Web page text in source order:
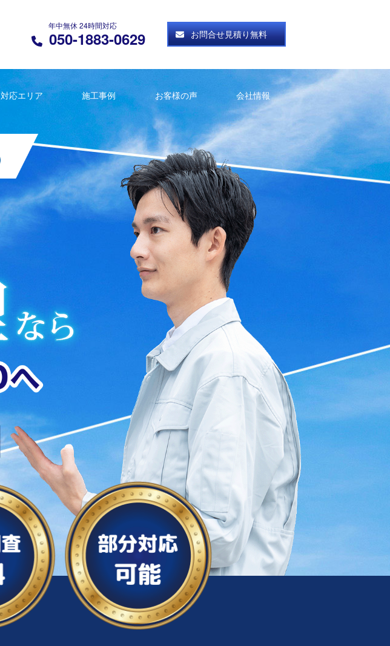
年中無休 24時間対応
050-1883-0629 お問合せ見積り無料
対応エリア 施工事例 お客様の声 会社情報